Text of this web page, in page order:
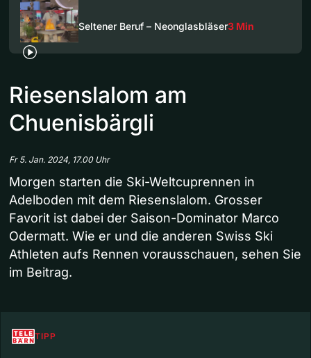
Seltener Beruf – Neonglasbläser3 Min
Riesenslalom am
Chuenisbärgli
Fr 5. Jan. 2024, 17.00 Uhr
Morgen starten die Ski-Weltcuprennen in
Adelboden mit dem Riesenslalom. Grosser
Favorit ist dabei der Saison-Dominator Marco
Odermatt. Wie er und die anderen Swiss Ski
Athleten aufs Rennen vorausschauen, sehen Sie
im Beitrag.
TIPP